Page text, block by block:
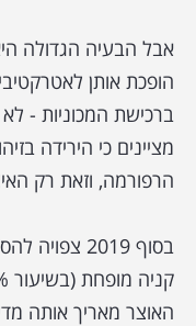
אבל הבעיה הגדולה
הופכת אותן
ברכישת המכוניות -
מציינים כי הירידה
הרפורמה, וזאת רק
בסוף 2019
האוצר מאריך אותה